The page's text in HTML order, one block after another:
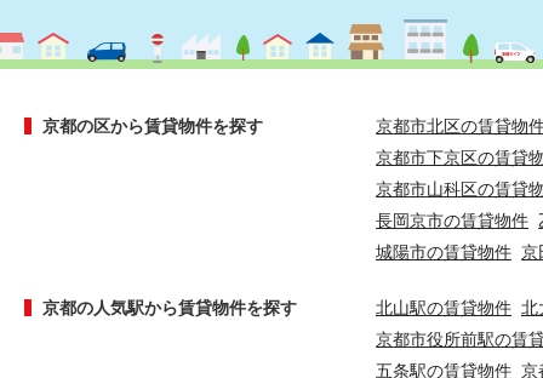
京都の区から賃貸物件を探す
京都市北区の賃貸物
京都市下京区の賃貸
京都市山科区の賃貸
長岡京市の賃貸物件
城陽市の賃貸物件 京
京都の人気駅から賃貸物件を探す 北山駅の賃貸物件 北
京都市役所前駅の賃
五条駅の賃貸物件 京